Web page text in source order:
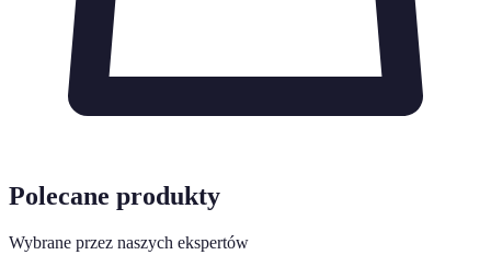
Polecane produkty
Wybrane przez naszych ekspertów